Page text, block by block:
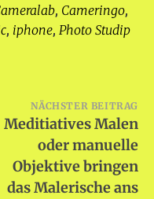
, Cameringo,
, iphone, Photo Studip
NÄCHSTER BEITRAG
Meditiatives Malen
oder manuelle
Objektive bringen
das Malerische ans